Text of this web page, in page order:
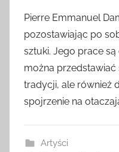
Pierre Emmanuel
pozostawiając po
sztuki. Jego prace
można przedstawiać
tradycji, ale również
spojrzenie na
Artyści